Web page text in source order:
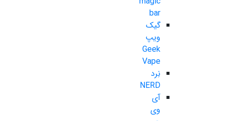
bar
گیک
ویپ
Geek
Vape
نِرد
NERD
آی
وی